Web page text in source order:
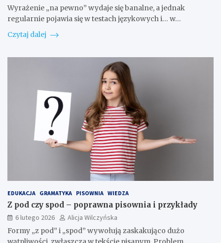
Wyrażenie „na pewno” wydaje się banalne, a jednak
regularnie pojawia się w testach językowych i… w…
Czytaj dalej
EDUKACJA GRAMATYKA PISOWNIA WIEDZA
Z pod czy spod – poprawna pisownia i przykłady
6 lutego 2026
Alicja Wilczyńska
Formy „z pod” i „spod” wywołują zaskakująco dużo